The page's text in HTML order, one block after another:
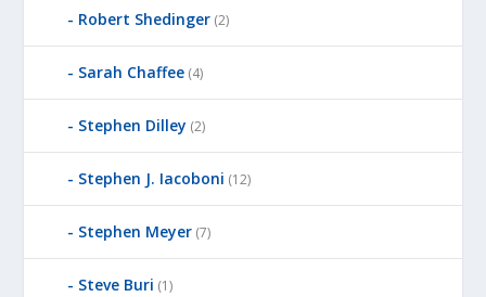
Robert Shedinger (2)
Sarah Chaffee (4)
Stephen Dilley (2)
Stephen J. Iacoboni (12)
Stephen Meyer (7)
Steve Buri (1)